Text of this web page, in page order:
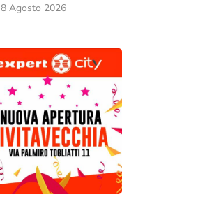
8 Agosto 2026